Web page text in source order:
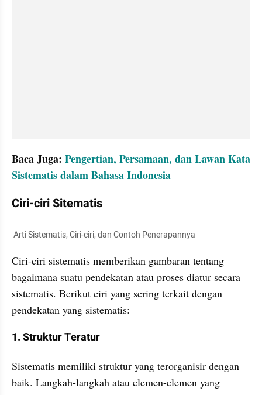
Baca Juga: Pengertian, Persamaan, dan Lawan Kata
Sistematis dalam Bahasa Indonesia
Ciri-ciri Sitematis
Arti Sistematis, Ciri-ciri, dan Contoh Penerapannya
Ciri-ciri sistematis memberikan gambaran tentang
bagaimana suatu pendekatan atau proses diatur secara
sistematis. Berikut ciri yang sering terkait dengan
pendekatan yang sistematis:
1. Struktur Teratur
Sistematis memiliki struktur yang terorganisir dengan
baik. Langkah-langkah atau elemen-elemen yang